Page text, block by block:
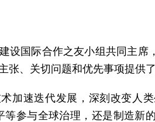
设国际合作之友小组共同主
张、关切问题和优先事项提供
加速迭代发展，深刻改变人
等参与全球治理，还是制造新